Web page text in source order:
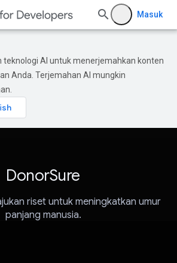
Masuk
teknologi AI untuk menerjemahkan konten
Anda. Terjemahan AI mungkin
DonorSure
riset untuk meningkatkan umur
panjang manusia.